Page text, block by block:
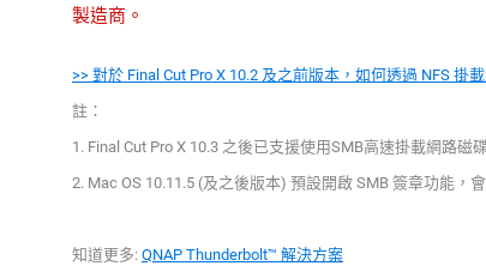
製造商。
>> 對於 Final Cut Pro X 10.2 及之前版本，如何透過 NFS 掛
註：
1. Final Cut Pro X 10.3 之後已支援使用SMB高速掛載網路磁
2. Mac OS 10.11.5 (及之後版本) 預設開啟 SMB 簽章功能，
知道更多: QNAP Thunderbolt™ 解決方案